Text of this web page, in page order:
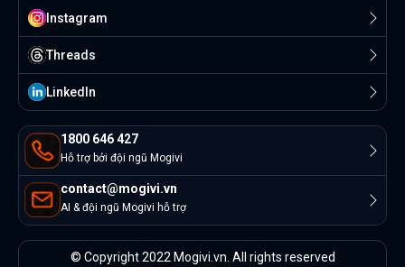
1800 646 427
Hỗ trợ bởi đội ngũ Mogivi
contact@mogivi.vn
AI & đội ngũ Mogivi hỗ trợ
Instagram
Threads
Linkedln
© Copyright 2022 Mogivi.vn. All rights reserved